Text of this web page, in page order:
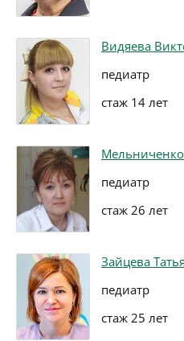
Видяева
педиатр
стаж 14 лет
педиатр
стаж 26 лет
Зайцева
педиатр
стаж 25 лет